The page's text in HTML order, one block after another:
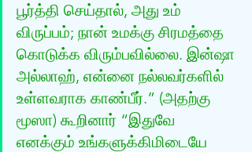
பூர்த்தி செய்தால், அது உம்
விருப்பம்; நான் உமக்கு சிரமத்தை
கொடுக்க விரும்பவில்லை. இன்ஷா
அல்லாஹ், என்னை நல்லவர்களில்
உள்ளவராக காண்பீர்.” (அதற்கு
மூஸா) கூறினார் “இதுவே
எனக்கும் உங்களுக்கிமிடையே